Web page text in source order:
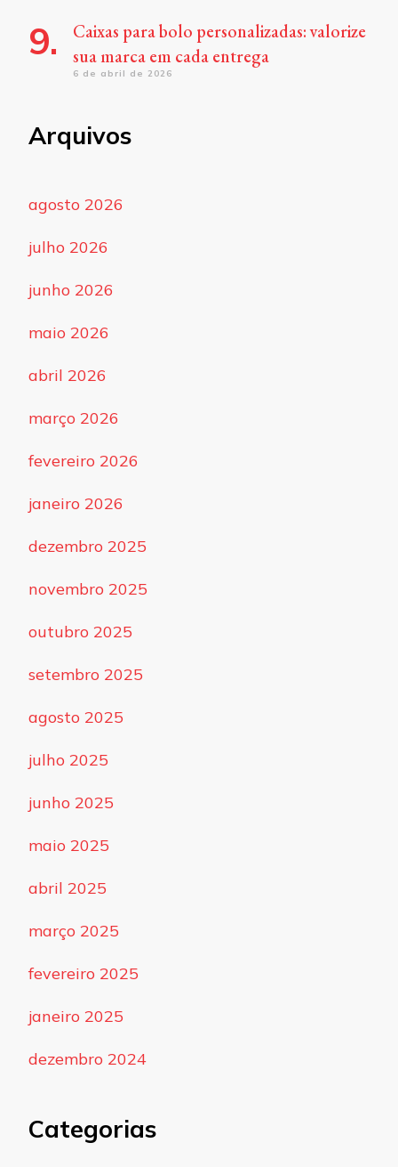
Caixas para bolo personalizadas: valorize
sua marca em cada entrega
6 de abril de 2026
Arquivos
agosto 2026
julho 2026
junho 2026
maio 2026
abril 2026
março 2026
fevereiro 2026
janeiro 2026
dezembro 2025
novembro 2025
outubro 2025
setembro 2025
agosto 2025
julho 2025
junho 2025
maio 2025
abril 2025
março 2025
fevereiro 2025
janeiro 2025
dezembro 2024
Categorias